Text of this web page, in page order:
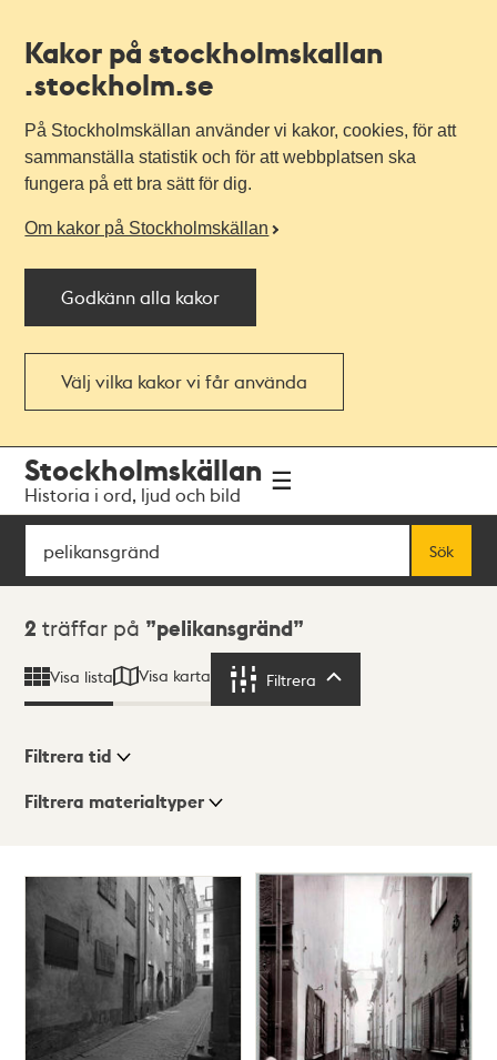
Kakor på stockholmskallan
.stockholm.se
På Stockholmskällan använder vi kakor, cookies, för att
sammanställa statistik och för att webbplatsen ska
fungera på ett bra sätt för dig.
Om kakor på Stockholmskällan
Godkänn alla kakor
Välj vilka kakor vi får använda
navigationen
huvudinnehållet
Stockholmskällan
Historia i ord, ljud och bild
Sök
Sök
Sökresultat
2 träffar på pelikansgränd
Visa lista Visa karta Filtrera
Visningsläge
Karta
Filtrera tid
Filtrera materialtyper
träffar